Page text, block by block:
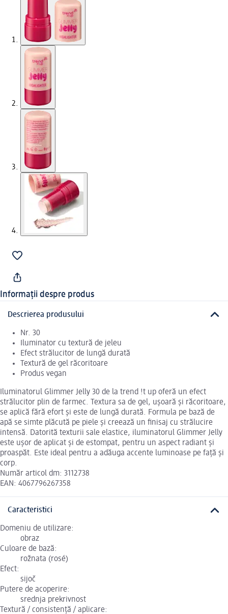
Informații despre produs
Descrierea produsului
Nr. 30
Iluminator cu textură de jeleu
Efect strălucitor de lungă durată
Textură de gel răcoritoare
Produs vegan
Iluminatorul Glimmer Jelly 30 de la trend !t up oferă un efect
strălucitor plin de farmec. Textura sa de gel, ușoară și răcoritoare,
se aplică fără efort și este de lungă durată. Formula pe bază de
apă se simte plăcută pe piele și creează un finisaj cu strălucire
intensă. Datorită texturii sale elastice, iluminatorul Glimmer Jelly
este ușor de aplicat și de estompat, pentru un aspect radiant și
proaspăt. Este ideal pentru a adăuga accente luminoase pe față și
corp.
Număr articol dm: 3112738
EAN: 4067796267358
Caracteristici
Domeniu de utilizare:
obraz
Culoare de bază:
rožnata (rosé)
Efect:
sijoč
Putere de acoperire:
srednja prekrivnost
Textură / consistență / aplicare: